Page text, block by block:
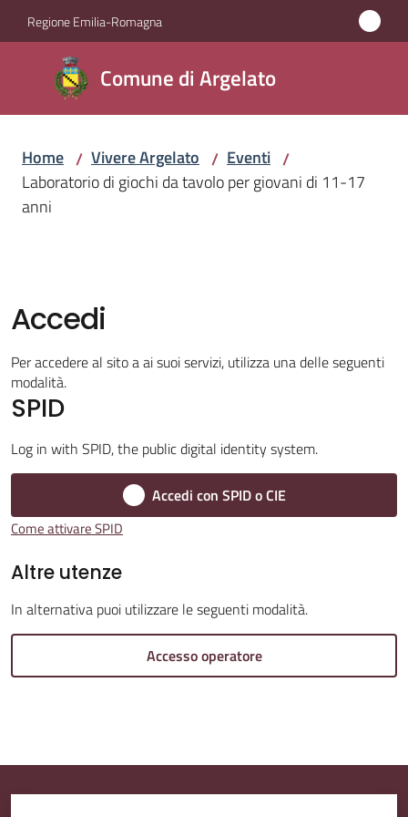
Vai al contenuto
Vai alla navigazione
Vai al footer
Regione Emilia-Romagna
Comune di Argelato
Comune
di
Argelato
Amministrazione
Vivere
Argelato
Menu selezionato
Amministrazione
Trasparente
Tutti
gli
argomenti...
Home / Vivere Argelato / Eventi /
Laboratorio di giochi da tavolo per giovani di 11-17
anni
Accedi
Per accedere al sito a ai suoi servizi, utilizza una delle seguenti
modalità.
SPID
Log in with SPID, the public digital identity system.
Accedi con SPID o CIE
Come attivare SPID
Altre utenze
In alternativa puoi utilizzare le seguenti modalità.
Accesso operatore